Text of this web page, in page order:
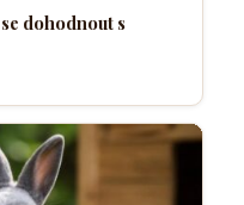
dohodnout s